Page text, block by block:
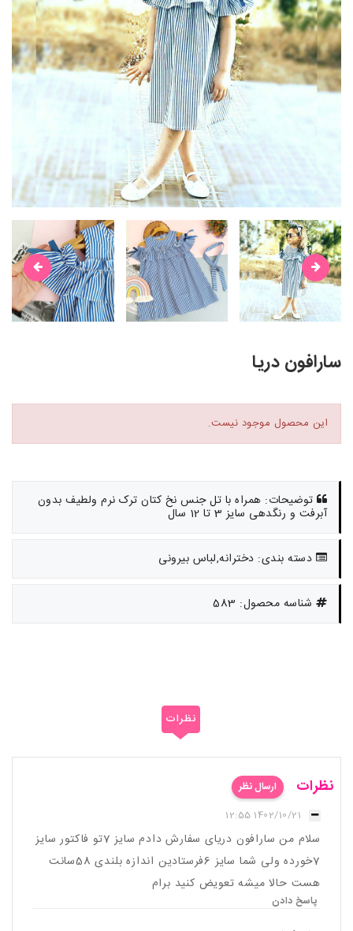
سارافون دریا
این محصول موجود نیست.
توضیحات: همراه با تل جنس نخ کتان ترک نرم ولطیف بدون
آبرفت و رنگدهی سایز 3 تا 12 سال
دسته بندی: دخترانه,لباس بیرونی
شناسه محصول: 583
نظرات
نظرات
ارسال نظر
1402/10/21 12:55
سلام من سارافون دریای سفارش دادم سایز 7تو فاکتور سایز
7خورده ولی شما سایز 6فرستادین اندازه بلندی 58سانت
هست حالا میشه تعویض کنید برام
پاسخ دادن